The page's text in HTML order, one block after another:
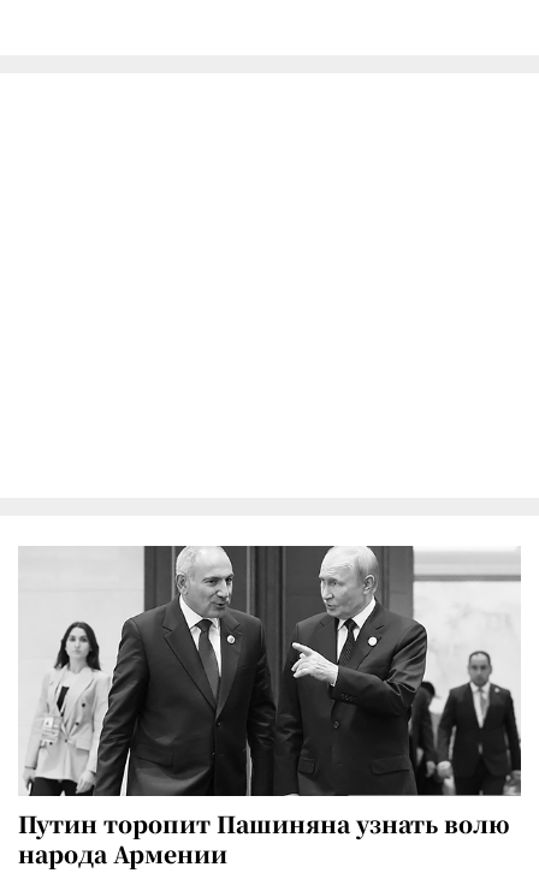
Путин торопит Пашиняна узнать волю
народа Армении